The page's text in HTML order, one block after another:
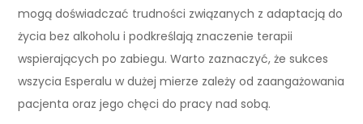
mogą doświadczać trudności związanych z adaptacją do
życia bez alkoholu i podkreślają znaczenie terapii
wspierających po zabiegu. Warto zaznaczyć, że sukces
wszycia Esperalu w dużej mierze zależy od zaangażowania
pacjenta oraz jego chęci do pracy nad sobą.